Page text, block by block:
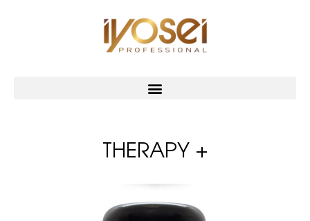
THERAPY +